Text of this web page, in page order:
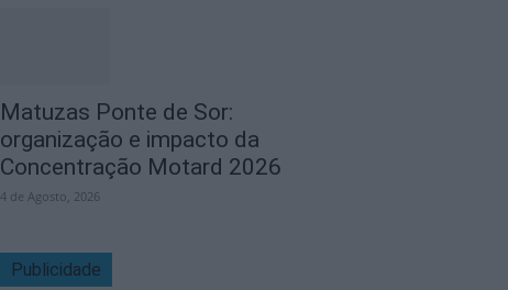
Matuzas Ponte de Sor:
organização e impacto da
Concentração Motard 2026
4 de Agosto, 2026
Publicidade